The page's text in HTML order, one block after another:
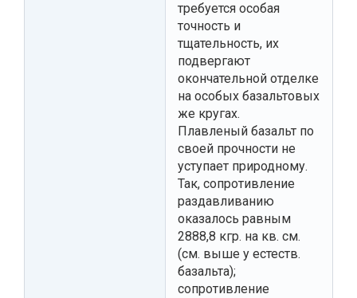
требуется особая
точность и
тщательность, их
подвергают
окончательной отделке
на особых базальтовых
же кругах.
Плавленый базальт по
своей прочности не
уступает природному.
Так, сопротивление
раздавливанию
оказалось равным
2888,8 кгр. на кв. см.
(см. выше у естеств.
базальта);
сопротивление